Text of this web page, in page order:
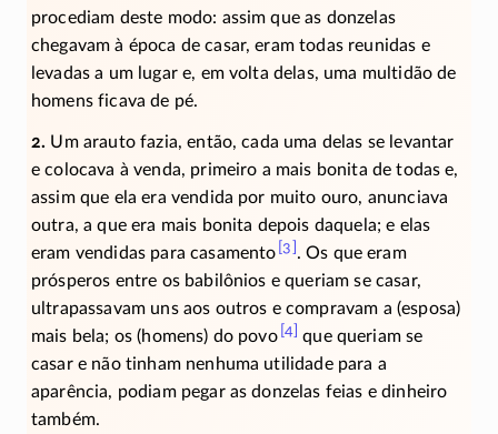
procediam deste modo: assim que as donzelas
chegavam à época de casar, eram todas reunidas e
levadas a um lugar e, em volta delas, uma multidão de
homens ficava de pé.
2. Um arauto fazia, então, cada uma delas se levantar
e colocava à venda, primeiro a mais bonita de todas e,
assim que ela era vendida por muito ouro, anunciava
outra, a que era mais bonita depois daquela; e elas
eram vendidas para casamento [3] . Os que eram
prósperos entre os babilônios e queriam se casar,
ultrapassavam uns aos outros e compravam a (esposa)
mais bela; os (homens) do povo [4] que queriam se
casar e não tinham nenhuma utilidade para a
aparência, podiam pegar as donzelas feias e dinheiro
também.